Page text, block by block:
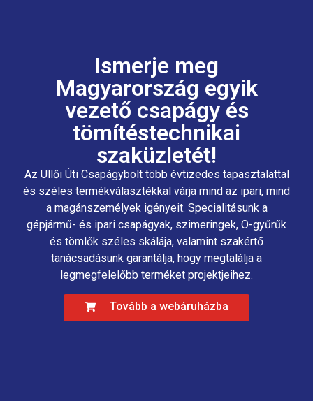
Ismerje meg
Magyarország egyik
vezető csapágy és
tömítéstechnikai
szaküzletét!
Az Üllői Úti Csapágybolt több évtizedes tapasztalattal
és széles termékválasztékkal várja mind az ipari, mind
a magánszemélyek igényeit. Specialitásunk a
gépjármű- és ipari csapágyak, szimeringek, O-gyűrűk
és tömlők széles skálája, valamint szakértő
tanácsadásunk garantálja, hogy megtalálja a
legmegfelelőbb terméket projektjeihez.
Tovább a webáruházba